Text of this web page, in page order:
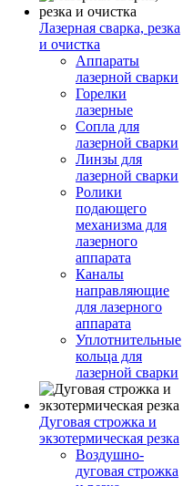
Лазерная сварка, резка
и очистка
Аппараты
лазерной сварки
Горелки
лазерные
Сопла для
лазерной сварки
Линзы для
лазерной сварки
Ролики
подающего
механизма для
лазерного
аппарата
Каналы
направляющие
для лазерного
аппарата
Уплотнительные
кольца для
лазерной сварки
Дуговая строжка и
экзотермическая резка
Воздушно-
дуговая строжка